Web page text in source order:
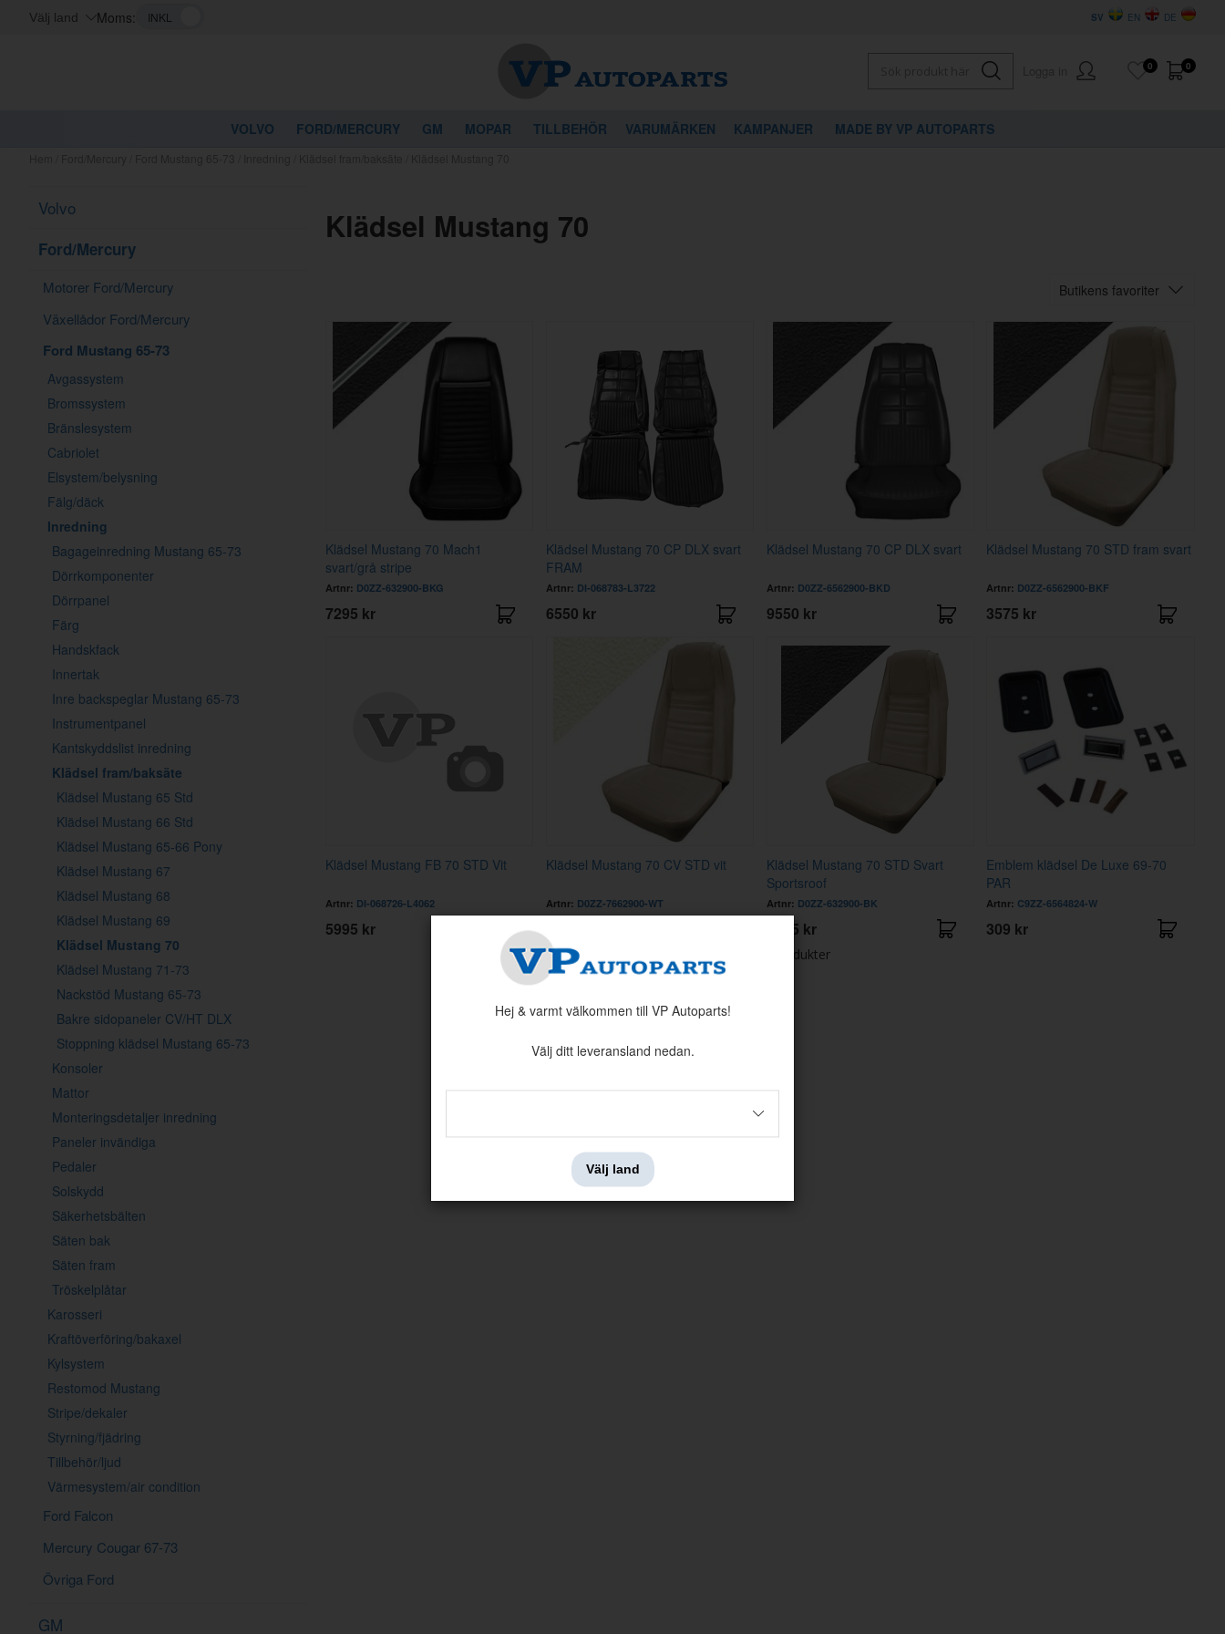
Välj land Moms: DE
EN
SV
0
0
VOLVO FORD/MERCURY GM MOPAR TILLBEHÖR VARUMÄRKEN KAMPANJER MADE BY VP AUTOPARTS
Volvo
Ford/Mercury
Motorer Ford/Mercury
Växellådor Ford/Mercury
Ford Mustang 65-73
Avgassystem
Bromssystem
Bränslesystem
Cabriolet
Elsystem/belysning
Fälg/däck
Inredning
Bagageinredning Mustang 65-73
Dörrkomponenter
Dörrpanel
Färg
Handskfack
Innertak
Inre backspeglar Mustang 65-73
Instrumentpanel
Kantskyddslist inredning
Klädsel fram/baksäte
Klädsel Mustang 65 Std
Klädsel Mustang 66 Std
Klädsel Mustang 65-66 Pony
Klädsel Mustang 67
Klädsel Mustang 68
Klädsel Mustang 69
Klädsel Mustang 70
Klädsel Mustang 71-73
Nackstöd Mustang 65-73
Bakre sidopaneler CV/HT DLX
Stoppning klädsel Mustang 65-73
Konsoler
Mattor
Monteringsdetaljer inredning
Paneler invändiga
Pedaler
Solskydd
Säkerhetsbälten
Säten bak
Säten fram
Tröskelplåtar
Karosseri
Kraftöverföring/bakaxel
Kylsystem
Restomod Mustang
Stripe/dekaler
Styrning/fjädring
Tillbehör/ljud
Värmesystem/air condition
Ford Falcon
Mercury Cougar 67-73
Övriga Ford
GM
Klädsel Mustang 70
Butikens favoriter
Klädsel Mustang 70 Mach1
svart/grå stripe
Artnr: D0ZZ-632900-BKG
7295 kr
Klädsel Mustang 70 CP DLX svart
FRAM
Artnr: DI-068783-L3722
6550 kr
Klädsel Mustang 70 CP DLX svart
Artnr: D0ZZ-6562900-BKD
9550 kr
Klädsel Mustang 70 STD fram svart
Artnr: D0ZZ-6562900-BKF
3575 kr
Klädsel Mustang FB 70 STD Vit
Artnr: DI-068726-L4062
5995 kr
Klädsel Mustang 70 CV STD vit
Artnr: D0ZZ-7662900-WT
Klädsel Mustang 70 STD Svart
Sportsroof
Artnr: D0ZZ-632900-BK
6545 kr
Emblem klädsel De Luxe 69-70
PAR
Artnr: C9ZZ-6564824-W
309 kr
produkter
Hej & varmt välkommen till VP Autoparts!
Välj ditt leveransland nedan.
Välj land